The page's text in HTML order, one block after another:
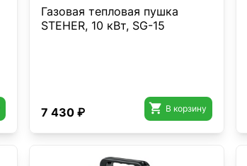
Газовая тепловая пушка
STEHER, 10 кВт, SG-15
7 430 ₽  В корзину